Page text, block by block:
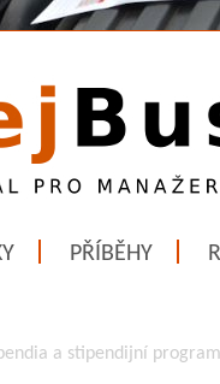
PŘÍBĚHY
a stipendijní